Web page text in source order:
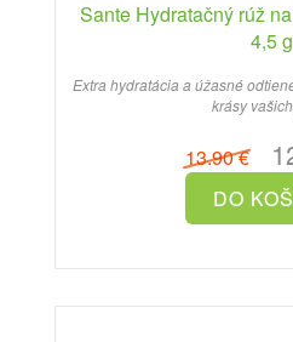
Sante Hydratačný rúž
4,5 g
Extra hydratácia a úžasné
krásy
13.90 €